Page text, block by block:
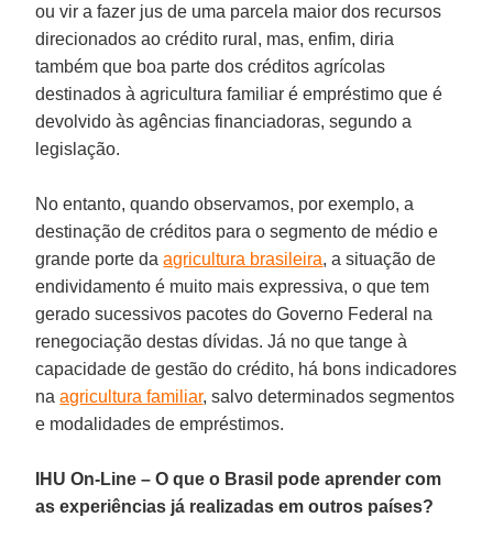
ou vir a fazer jus de uma parcela maior dos recursos
direcionados ao crédito rural, mas, enfim, diria
também que boa parte dos créditos agrícolas
destinados à agricultura familiar é empréstimo que é
devolvido às agências financiadoras, segundo a
legislação.
No entanto, quando observamos, por exemplo, a
destinação de créditos para o segmento de médio e
grande porte daagricultura brasileira, a situação de
endividamento é muito mais expressiva, o que tem
gerado sucessivos pacotes do Governo Federal na
renegociação destas dívidas. Já no que tange à
capacidade de gestão do crédito, há bons indicadores
naagricultura familiar, salvo determinados segmentos
e modalidades de empréstimos.
IHU On-Line – O que o Brasil pode aprender com
as experiências já realizadas em outros países?